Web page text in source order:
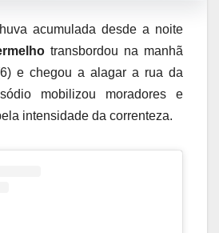
acumulada desde a noite
transbordou na manhã
e chegou a alagar a rua da
mobilizou moradores e
intensidade da correnteza.